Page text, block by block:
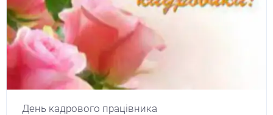
День кадрового працівника